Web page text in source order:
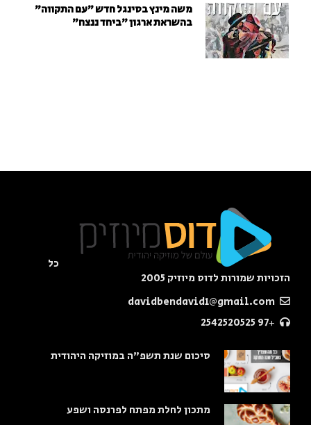
משה מינץ בסינגל חדש ״עם התקווה״
בהשראת ארגון "ביחד ננצח"
כל
הזכויות שמורות לדוס מיוזיק 2005
+97 2542520525
סיכום שנת תשפ"ה במוזיקה היהודית
מתכון לחלת מפתח לפרנסה ושפע